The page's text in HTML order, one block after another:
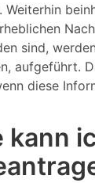
Weiterhin
sind,
aufgeführt.
diese
kann